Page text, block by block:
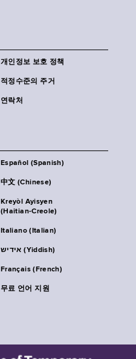
개인정보 보호 정책
적정수준의 주거
연락처
Español (Spanish)
中文 (Chinese)
Kreyòl Ayisyen
(Haitian-Creole)
Italiano (Italian)
אידיש (Yiddish)
Français (French)
무료 언어 지원